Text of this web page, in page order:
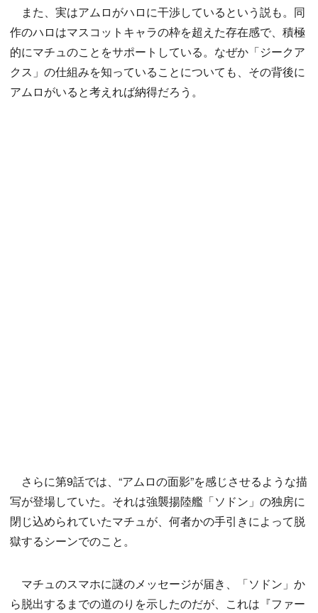
また、実はアムロがハロに干渉しているという説も。同
作のハロはマスコットキャラの枠を超えた存在感で、積極
的にマチュのことをサポートしている。なぜか「ジークア
クス」の仕組みを知っていることについても、その背後に
アムロがいると考えれば納得だろう。
さらに第9話では、“アムロの面影”を感じさせるような描
写が登場していた。それは強襲揚陸艦「ソドン」の独房に
閉じ込められていたマチュが、何者かの手引きによって脱
獄するシーンでのこと。
マチュのスマホに謎のメッセージが届き、「ソドン」か
ら脱出するまでの道のりを示したのだが、これは『ファー